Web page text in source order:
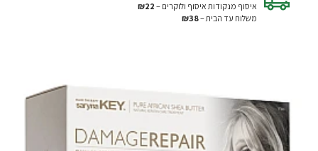
איסוף מנקודות איסוף ולוקרים – ₪22
משלוח עד הבית –₪38